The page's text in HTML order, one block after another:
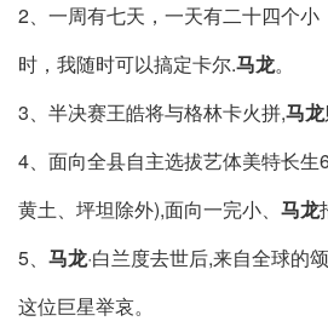
2、一周有七天，一天有二十四个小
时，我随时可以搞定卡尔.马龙。
3、半决赛王皓将与格林卡火拼,马龙
4、面向全县自主选拔艺体美特长生
黄土、坪坦除外),面向一完小、 马龙
5、 马龙·白兰度去世后,来自全球的
这位巨星举哀。